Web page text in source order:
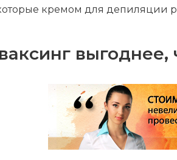
кремом для депиляции